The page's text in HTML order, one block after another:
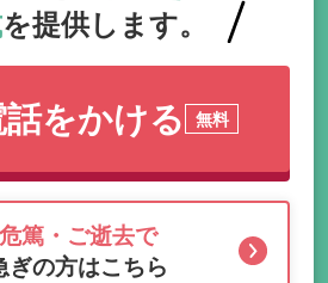
を提供します。
話をかける 無料
篤・ご逝去で
ぎの方はこちら